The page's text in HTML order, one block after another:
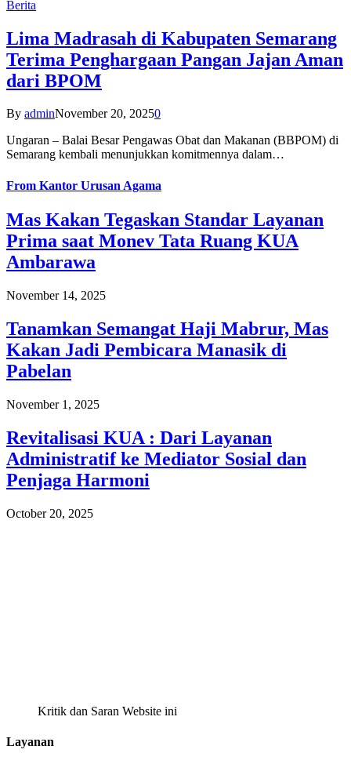
Berita
Lima Madrasah di Kabupaten Semarang
Terima Penghargaan Pangan Jajan Aman
dari BPOM
By adminNovember 20, 20250
Ungaran – Balai Besar Pengawas Obat dan Makanan (BBPOM) di
Semarang kembali menunjukkan komitmennya dalam…
From Kantor Urusan Agama
Mas Kakan Tegaskan Standar Layanan
Prima saat Monev Tata Ruang KUA
Ambarawa
November 14, 2025
Tanamkan Semangat Haji Mabrur, Mas
Kakan Jadi Pembicara Manasik di
Pabelan
November 1, 2025
Revitalisasi KUA : Dari Layanan
Administratif ke Mediator Sosial dan
Penjaga Harmoni
October 20, 2025
Kritik dan Saran Website ini
Layanan